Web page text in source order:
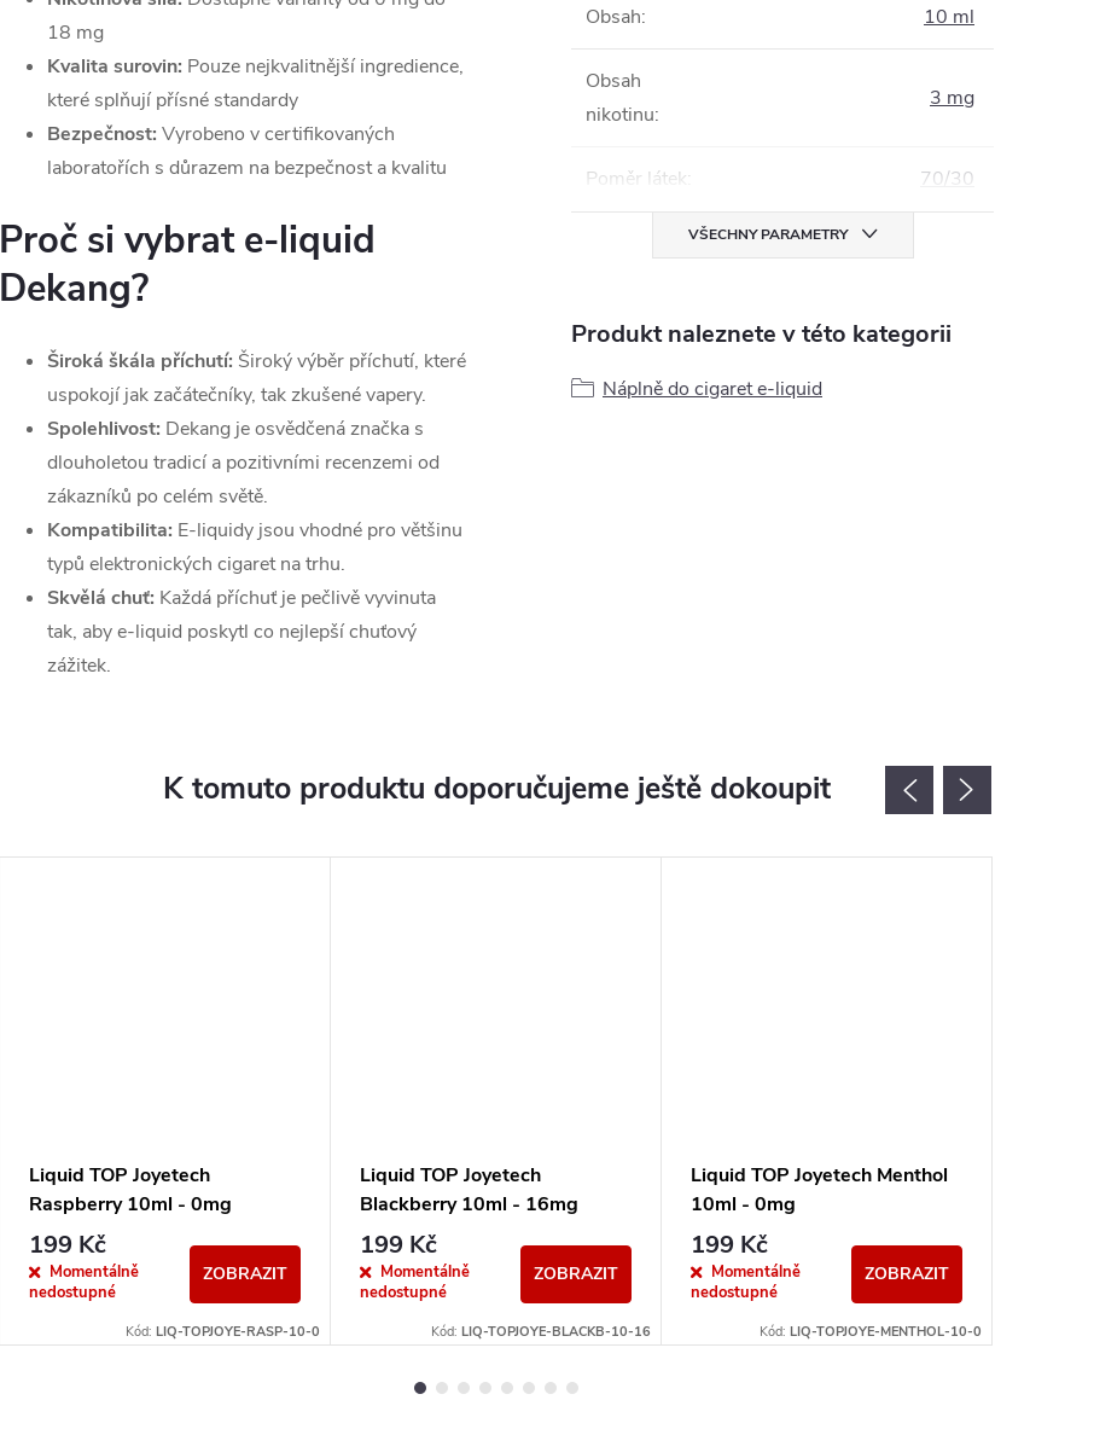
18 mg
Kvalita surovin: Pouze nejkvalitnější ingredience,
které splňují přísné standardy
Bezpečnost: Vyrobeno v certifikovaných
laboratořích s důrazem na bezpečnost a kvalitu
Proč si vybrat e-liquid
Dekang?
Široká škála příchutí: Široký výběr příchutí, které
uspokojí jak začátečníky, tak zkušené vapery.
Spolehlivost: Dekang je osvědčená značka s
dlouholetou tradicí a pozitivními recenzemi od
zákazníků po celém světě.
Kompatibilita: E-liquidy jsou vhodné pro většinu
typů elektronických cigaret na trhu.
Skvělá chuť: Každá příchuť je pečlivě vyvinuta
tak, aby e-liquid poskytl co nejlepší chuťový
zážitek.
Obsah: 10 ml
Obsah
nikotinu:
3 mg
Poměr látek: 70/30
VŠECHNY PARAMETRY
Produkt naleznete v této kategorii
Náplně do cigaret e-liquid
K tomuto produktu doporučujeme ještě dokoupit
Liquid TOP Joyetech
Raspberry 10ml - 0mg
199 Kč
Momentálně
nedostupné
ZOBRAZIT
Kód: LIQ-TOPJOYE-RASP-10-0
Liquid TOP Joyetech
Blackberry 10ml - 16mg
199 Kč
Momentálně
nedostupné
ZOBRAZIT
Kód: LIQ-TOPJOYE-BLACKB-10-16
Liquid TOP Joyetech Menthol
10ml - 0mg
199 Kč
Momentálně
nedostupné
ZOBRAZIT
Kód: LIQ-TOPJOYE-MENTHOL-10-0